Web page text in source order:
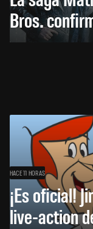
Bros.
HACE 11 HORAS
¡Es oficial!
live-action